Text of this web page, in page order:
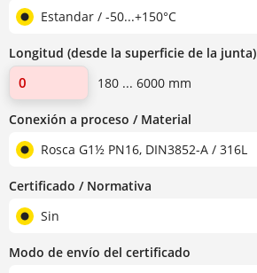
Estandar / -50...+150°C
Longitud (desde la superficie de la junta)
180 ... 6000 mm
Conexión a proceso / Material
Rosca G1½ PN16, DIN3852-A / 316L
Certificado / Normativa
Sin
Modo de envío del certificado